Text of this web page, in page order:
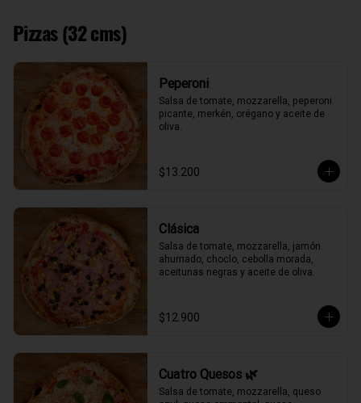
Pizzas (32 cms)
Peperoni
Salsa de tomate, mozzarella, peperoni
picante, merkén, orégano y aceite de
oliva.
$13.200
Clásica
Salsa de tomate, mozzarella, jamón
ahumado, choclo, cebolla morada,
aceitunas negras y aceite de oliva.
$12.900
Cuatro Quesos 🌿
Salsa de tomate, mozzarella, queso